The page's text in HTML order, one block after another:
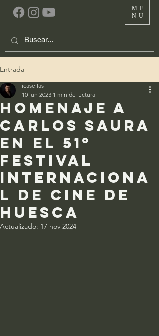
ME
NU
Entrada
Homenaje a
Carlos Saura
en el 51º
Festival
Internaciona
l de Cine de
Huesca
icasellas
10 jun 2023 1 min de lectura
Actualizado: 17 nov 2024